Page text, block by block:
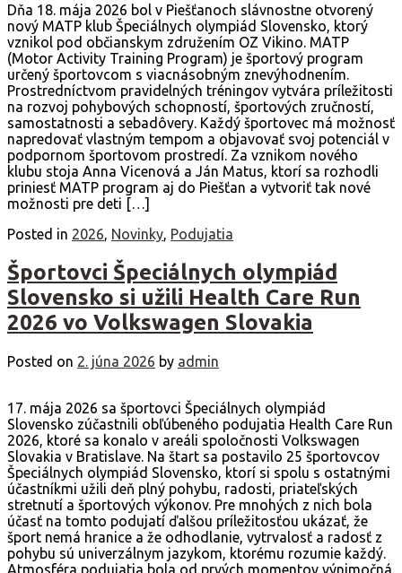
Dňa 18. mája 2026 bol v Piešťanoch slávnostne otvorený
nový MATP klub Špeciálnych olympiád Slovensko, ktorý
vznikol pod občianskym združením OZ Vikino. MATP
(Motor Activity Training Program) je športový program
určený športovcom s viacnásobným znevýhodnením.
Prostredníctvom pravidelných tréningov vytvára príležitosti
na rozvoj pohybových schopností, športových zručností,
samostatnosti a sebadôvery. Každý športovec má možnosť
napredovať vlastným tempom a objavovať svoj potenciál v
podpornom športovom prostredí. Za vznikom nového
klubu stoja Anna Vicenová a Ján Matus, ktorí sa rozhodli
priniesť MATP program aj do Piešťan a vytvoriť tak nové
možnosti pre deti […]
Posted in 2026, Novinky, Podujatia
Športovci Špeciálnych olympiád
Slovensko si užili Health Care Run
2026 vo Volkswagen Slovakia
Posted on 2. júna 2026 by admin
17. mája 2026 sa športovci Špeciálnych olympiád
Slovensko zúčastnili obľúbeného podujatia Health Care Run
2026, ktoré sa konalo v areáli spoločnosti Volkswagen
Slovakia v Bratislave. Na štart sa postavilo 25 športovcov
Špeciálnych olympiád Slovensko, ktorí si spolu s ostatnými
účastníkmi užili deň plný pohybu, radosti, priateľských
stretnutí a športových výkonov. Pre mnohých z nich bola
účasť na tomto podujatí ďalšou príležitosťou ukázať, že
šport nemá hranice a že odhodlanie, vytrvalosť a radosť z
pohybu sú univerzálnym jazykom, ktorému rozumie každý.
Atmosféra podujatia bola od prvých momentov výnimočná.